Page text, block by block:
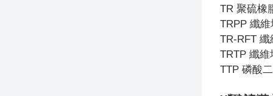
TR 聚硫橡
TRPP 纖維
TR-RFT 纖
TRTP 纖維
TTP 磷酸